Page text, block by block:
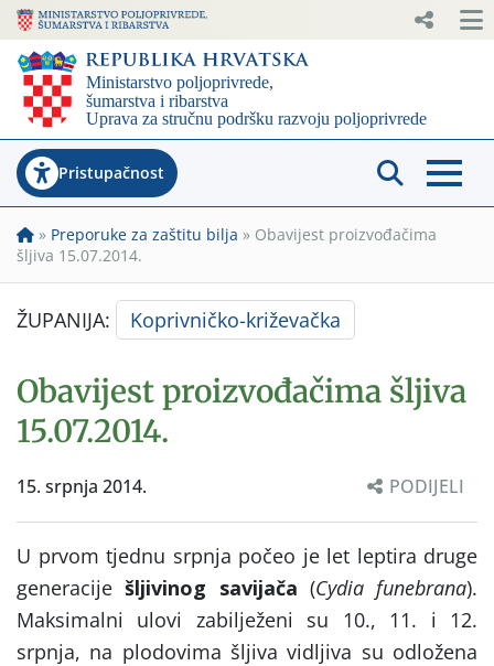
Pristupačnost
» Preporuke za zaštitu bilja » Obavijest proizvođačima
šljiva 15.07.2014.
ŽUPANIJA: Koprivničko-križevačka
Obavijest proizvođačima šljiva
15.07.2014.
15. srpnja 2014. PODIJELI
U prvom tjednu srpnja počeo je let leptira druge
generaciješljivinog savijača (Cydia funebrana).
Maksimalni ulovi zabilježeni su 10., 11. i 12.
srpnja, na plodovima šljiva vidljiva su odložena